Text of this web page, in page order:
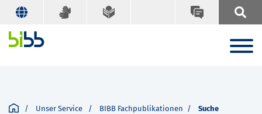
Unser Service BIBB Fachpublikationen Suche